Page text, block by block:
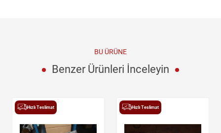
BU ÜRÜNE
Benzer Ürünleri İnceleyin
Hızlı Teslimat Hızlı Teslimat